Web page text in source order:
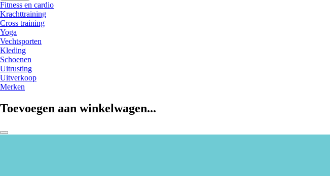
Fitness en cardio
Krachttraining
Cross training
Yoga
Vechtsporten
Kleding
Schoenen
Uitrusting
Uitverkoop
Merken
Toevoegen aan winkelwagen...